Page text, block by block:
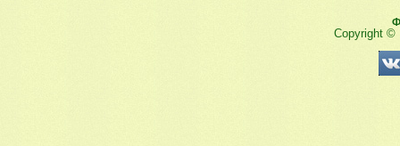
Copyright ©